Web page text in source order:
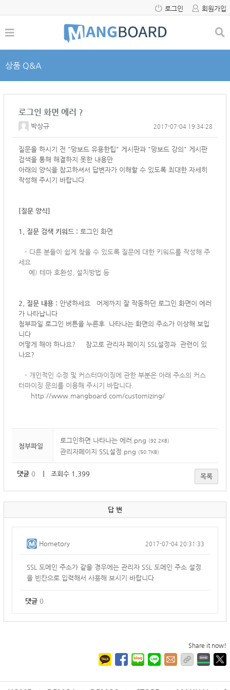
로그인 회원가입
상품 Q&A
로그인 화면 에러 ?
박상규 2017-07-04 19:34:28
질문을 하시기 전 "망보드 유용한팁" 게시판과 "망보드 강의" 게시판
검색을 통해 해결하지 못한 내용만
아래의 양식을 참고하셔서 답변자가 이해할 수 있도록 최대한 자세히
작성해 주시기 바랍니다.
[질문 양식]
1. 질문 검색 키워드 : 로그인 화면
- 다른 분들이 쉽게 찾을 수 있도록 질문에 대한 키워드를 작성해 주
세요
예) 테마 호환성, 설치방법 등
2. 질문 내용 : 안녕하세요 어제까지 잘 작동하던 로그인 화면이 에러
가 나타납니다
첨부파일 로그인 버튼을 누른후 나타나는 화면의 주소가 이상해 보입
니다
어떻게 해야 하나요? 참고로 관리자 페이지 SSL설정과 관련이 있
나요?
- 개인적인 수정 및 커스터마이징에 관한 부분은 아래 주소의 커스
터마이징 문의를 이용해 주시기 바랍니다.
http://www.mangboard.com/customizing/
첨부파일
로그인하면 나타나는 에러.png (92.2KB)
관리자페이지 SSL설정.png (50.7KB)
댓글 0 ｜ 조회수 1,399 목록
답 변
Hometory 2017-07-04 20:31:33
SSL 도메인 주소가 같을 경우에는 관리자 SSL 도메인 주소 설정
을 빈칸으로 입력해서 사용해 보시기 바랍니다
댓글 0
Share it now!